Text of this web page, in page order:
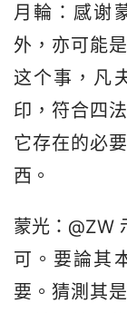
月輪：感谢
外，亦可能
这个事，凡
印，符合四
它存在的必
西。
蒙光：@ZW
可。要論其
要。猜測其